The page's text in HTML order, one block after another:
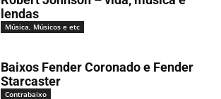
lendas
Música, Músicos e etc
Baixos Fender Coronado e Fender
Starcaster
Contrabaixo